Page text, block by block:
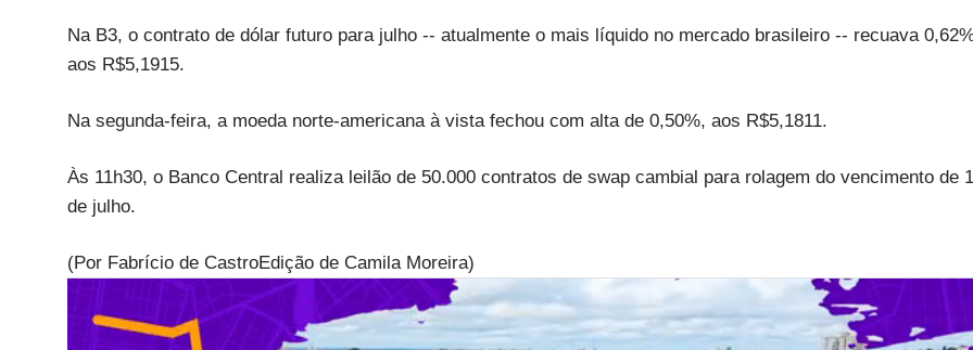
Na B3, o contrato de dólar futuro para julho -- atualmente o mais líquido no mercado brasileiro -- recuava
aos R$5,1915.
Na segunda-feira, a moeda norte-americana à vista fechou com alta de 0,50%, aos R$5,1811.
Às 11h30, o Banco Central realiza leilão de 50.000 contratos de swap cambial para rolagem do vencimento de
de julho.
(Por Fabrício de CastroEdição de Camila Moreira)